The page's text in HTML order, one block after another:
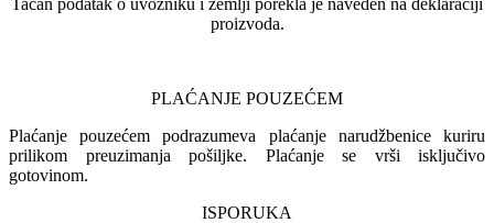
proizvoda.
PLAĆANJE POUZEĆEM
Plaćanje pouzećem podrazumeva plaćanje narudžbenice kuriru
prilikom preuzimanja pošiljke. Plaćanje se vrši isključivo
gotovinom.
ISPORUKA